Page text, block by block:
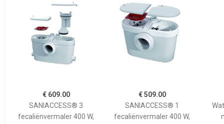
€ 609.00
SANIACCESS® 3
fecaliënvermaler 400 W,
€ 509.00
SANIACCESS® 1
fecaliënvermaler 400 W,